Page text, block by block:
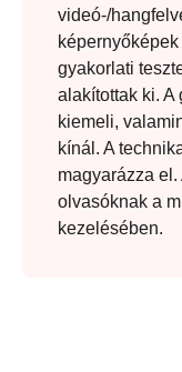
videó-/
gyakorlati
alakítottak ki. A
kiemeli,
kínál. A
magyarázza
olvasóknak a
kezelésében.